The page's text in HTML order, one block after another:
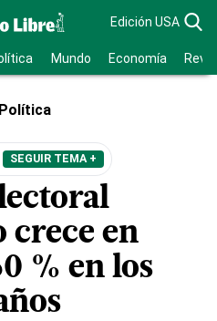
Edición USA
Mundo Economía
Política
SEGUIR TEMA +
crece en
% en los